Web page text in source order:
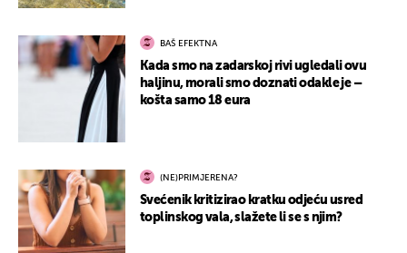
BAŠ EFEKTNA
Kada smo na zadarskoj rivi ugledali ovu
haljinu, morali smo doznati odakle je –
košta samo 18 eura
(NE)PRIMJERENA?
Svećenik kritizirao kratku odjeću usred
toplinskog vala, slažete li se s njim?